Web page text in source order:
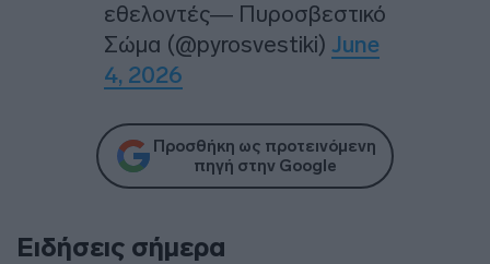
εθελοντές— Πυροσβεστικό
Σώμα (@pyrosvestiki) June
4, 2026
Προσθήκη ως προτεινόμενη
πηγή στην Google
Ειδήσεις σήμερα